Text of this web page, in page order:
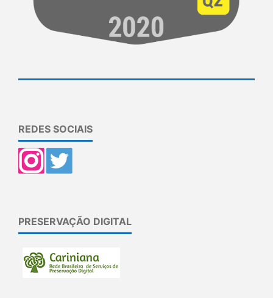
REDES SOCIAIS
PRESERVAÇÃO DIGITAL